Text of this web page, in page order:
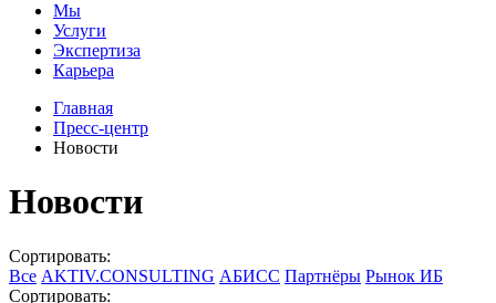
Мы
Услуги
Экспертиза
Карьера
Главная
Пресс-центр
Новости
Новости
Сортировать:
Все AKTIV.CONSULTING АБИСС Партнёры Рынок ИБ
Сортировать: